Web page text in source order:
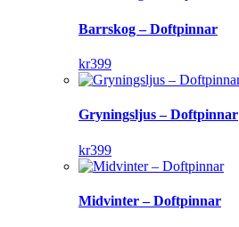
Barrskog – Doftpinnar
kr399
Gryningsljus – Doftpinnar
kr399
Midvinter – Doftpinnar